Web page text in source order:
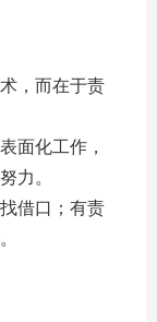
，而在于责
面化工作，
力。
借口；有责